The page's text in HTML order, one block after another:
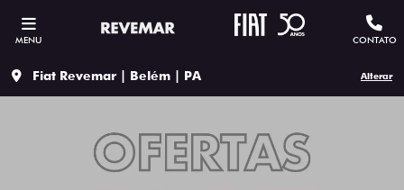
MENU CONTATO
Fiat Revemar | Belém | PA Alterar